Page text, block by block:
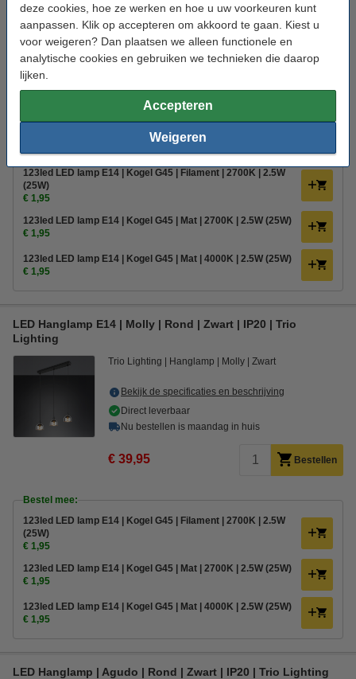
deze cookies, hoe ze werken en hoe u uw voorkeuren kunt
aanpassen. Klik op accepteren om akkoord te gaan. Kiest u
voor weigeren? Dan plaatsen we alleen functionele en
analytische cookies en gebruiken we technieken die daarop
lijken.
Accepteren
Weigeren
Trio Lighting Hanglamp Molly Nkkel
Bekijk de specificaties en beschrijving
Direct leverbaar
€ 42,95
Bestel mee:
123led LED lamp E14 | Kogel G45 | Filament | 2700K | 2.5W
(25W)
€ 1,95
123led LED lamp E14 | Kogel G45 | Mat | 2700K | 2.5W (25W)
€ 1,95
123led LED lamp E14 | Kogel G45 | Mat | 4000K | 2.5W (25W)
€ 1,95
LED Hanglamp E14 | Molly | Rond | Zwart | IP20 | Trio
Lighting
Trio Lighting Hanglamp Molly Zwart
Bekijk de specificaties en beschrijving
Direct leverbaar
Nu bestellen is maandag in huis
€ 39,95 Bestellen
Bestel mee:
123led LED lamp E14 | Kogel G45 | Filament | 2700K | 2.5W
(25W)
€ 1,95
123led LED lamp E14 | Kogel G45 | Mat | 2700K | 2.5W (25W)
€ 1,95
123led LED lamp E14 | Kogel G45 | Mat | 4000K | 2.5W (25W)
€ 1,95
LED Hanglamp | Agudo | Rond | Zwart | IP20 | Trio Lighting